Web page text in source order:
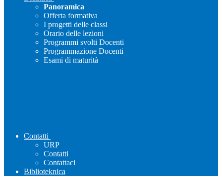
Panoramica
Offerta formativa
I progetti delle classi
Orario delle lezioni
Programmi svolti Docenti
Programmazione Docenti
Esami di maturità
Contatti
URP
Contatti
Contattaci
Biblioteknica